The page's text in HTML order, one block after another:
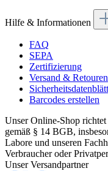
Hilfe & Informationen
FAQ
SEPA
Zertifizierung
Versand & Retouren
Barcodes erstellen
Unser Online-Shop
gemäß § 14 BGB,
Labore und unseren
Verbraucher oder
Unser Versandpartner